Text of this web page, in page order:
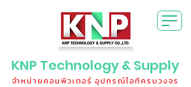
KNP Technology & Supply
จำหน่ายคอมพิวเตอร์ อุปกรณ์ไอทีครบวงจร